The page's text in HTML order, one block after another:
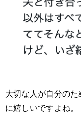
大切な人が自分の
に嬉しいですよね。